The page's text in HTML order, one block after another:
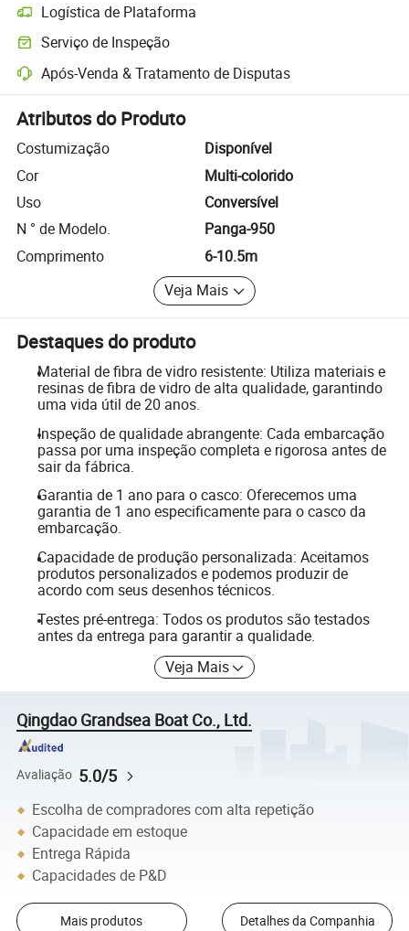
Logística de Plataforma
Rastreamento de remessas mais claro com logística suportada pela
Serviço de Inspeção
Inspeção pré-envio opcional para verificação de qualidade e
Após-Venda & Tratamento de Disputas
Resolução de disputas assistida pela plataforma, incluindo
Atributos do Produto
Costumização
Disponível
Cor
Multi-colorido
Uso
Conversível
N ° de Modelo.
Panga-950
Comprimento
6-10.5m
Veja Mais
Destaques do produto
Material de fibra de vidro resistente: Utiliza materiais e
resinas de fibra de vidro de alta qualidade, garantindo
uma vida útil de 20 anos.
Inspeção de qualidade abrangente: Cada embarcação
passa por uma inspeção completa e rigorosa antes de
sair da fábrica.
Garantia de 1 ano para o casco: Oferecemos uma
garantia de 1 ano especificamente para o casco da
embarcação.
Capacidade de produção personalizada: Aceitamos
produtos personalizados e podemos produzir de
acordo com seus desenhos técnicos.
Testes pré-entrega: Todos os produtos são testados
antes da entrega para garantir a qualidade.
Veja Mais
Qingdao Grandsea Boat Co., Ltd.
Avaliação 5.0/5
Escolha de compradores com alta repetição
Capacidade em estoque
Entrega Rápida
Capacidades de P&D
Mais produtos Detalhes da Companhia